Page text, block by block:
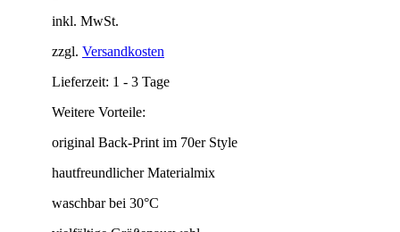
inkl. MwSt.
zzgl. Versandkosten
Lieferzeit: 1 - 3 Tage
Weitere Vorteile:
original Back-Print im 70er Style
hautfreundlicher Materialmix
waschbar bei 30°C